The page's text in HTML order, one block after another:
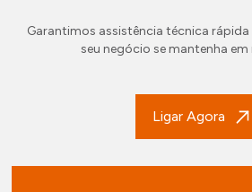
Garantimos assistência técnica rápida
seu negócio se mantenha
Ligar Agora